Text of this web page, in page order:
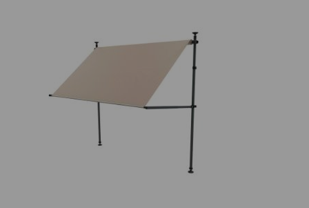
Gumové podlahy (dlaždice)
Trampolíny
BLOG